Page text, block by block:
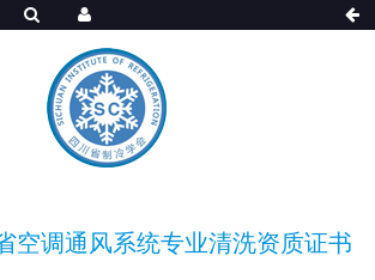
空调通风系统专业清洗资质证书